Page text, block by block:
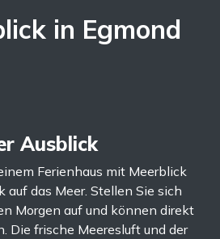
in Egmond
Ausblick
Ferienhaus mit Meerblick
auf das Meer. Stellen Sie sich
Morgen auf und können direkt
Die frische Meeresluft und der